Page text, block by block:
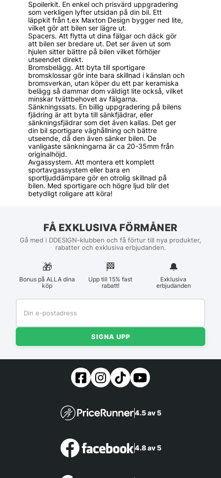
Spoilerkit. En enkel och prisvärd uppgradering
som verkligen lyfter utsidan på din bil. Ett
läppkit från t.ex Maxton Design bygger ned lite,
vilket gör att bilen ser lägre ut.
Spacers. Att flytta ut dina fälgar och däck gör
att bilen ser bredare ut. Det ser även ut som
hjulen sitter bättre på bilen vilket förhöjer
utseendet direkt.
Bromsbelägg. Att byta till sportigare
bromsklossar gör inte bara skillnad i känslan och
bromsverkan, utan köper du ett par keramiska
belägg så dammar dom väldigt lite också, vilket
minskar tvättbehovet av fälgarna.
Sänkningssats. En billig uppgradering på bilens
fjädring är att byta till sänkfjädrar, eller
sänkningsfjädrar som det även kallas. Det ger
din bil sportigare väghållning och bättre
utseende, då den även sänker bilen. De
vanligaste sänkningarna är ca 20-35mm från
originalhöjd.
Avgassystem. Att montera ett komplett
sportavgassystem eller bara en
sportljuddämpare gör en otrolig skillnad på
bilen. Med sportigare och högre ljud blir det
betydligt roligare att köra!
FÅ EXKLUSIVA FÖRMÅNER
Gå med i DDESIGN-klubben och få förtur till nya produkter,
rabatter och exklusiva erbjudanden.
🎁
Bonus på ALLA dina
köp
🏁︎
Upp till 15% fast
rabatt!
🔔
Exklusiva
erbjudanden
SIGNA UPP
4.5 av 5
4.8 av 5